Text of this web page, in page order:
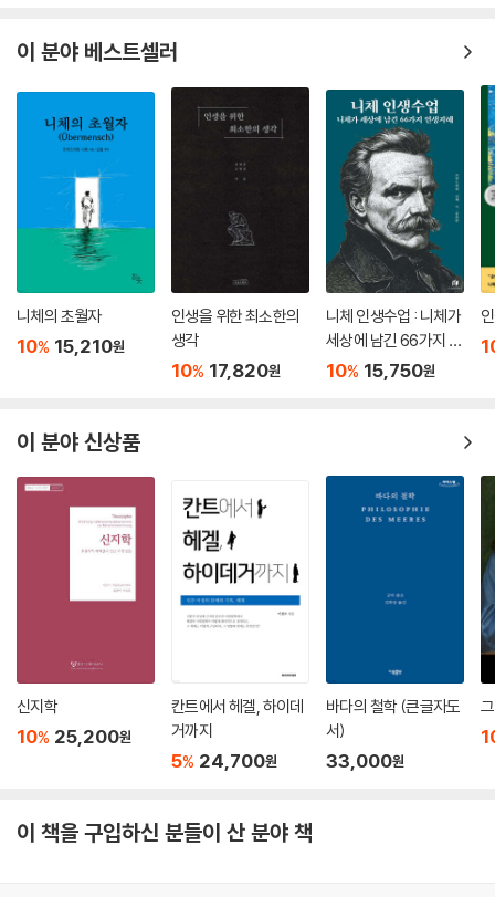
쩔쩔매는 일도 있겠지요. 예를 들면 누군가를 사랑할 때 어떤 관계를 선택
해야 할지, 상대에 대한 기분을 알 수 없게 되었을 때 어떻게 해야 할지, 아
이를 낳아야 하는지 낳지 말아야 하는지, 쓰라린 경험을 하게 될 때 어떻게
극복해야 할지, 불치병에 걸렸을 때 어떻게 죽음과 마주할 것인지……. ---
6장 무엇을 위해 일을 하는가?
일을 하는 이유 가운데 가장 큰 이유는 아마도 먹고살기 위해서일 것이다.
그러면 먹고살 수 있는 여유가 있다면 일을 하지 않게 될까? 생존이 목적이
아닌 노동, 이른바 ‘신성한 노동’ 개념은 사라지고, 19세기 말 이후 직업이
생겨난다. 그럼에도 저자는 먹고사는 문제가 해결되더라도 일을 해야 한다
고 주장한다. 왜냐하면 노동은 사회 속에서 자신의 존재를 인정받는 수단
이며, 자기가 자기로 살아가기 위해, 사회 속에서 살고 있다는 것을 느끼기
로부터의 배려’ 그리고 ‘타자에 대한 배려’라고 말하겠습니다. 그것이 없다
면 일하는 의미가 있을 수 없습니다. 그 일이 그 사람에? 보람이 있는지 없
는지, 그의 꿈을 실현시켜 줄지 그렇지 않을지는 다음 단계의 이야기입니
다. 그리고 한마디를 덧붙이면, 이 배려라는 ‘인정의 눈길’은 가족이 아니라
사회적인 타자로부터 받아야 할 필요가 있다고 생각합니다. --- p.118
사랑에 대한 수많은 이야기들이 넘쳐나지만 사랑에 대한 진정한 논의는 없
는 요즘 현실에 대해, 저자는 사랑하는 자유를 얻게 되었지만 오히려 사랑
으로부터 멀어지는 아이러니를 발견한다. 한에는 순애보적인 사랑에 대한
열망이 있는가 하면, 또 다른 에는 상대방의 외적 조건을 주요 척도로 삼는
랑을 찾으려는 극단적인 행동으로 이어질 수도 있다. 저자는 사랑이란 끊
이 분야 베스트셀러
니체의 초월자
10% 15,210원
인생을 위한 최소한의
생각
10% 17,820원
니체 인생수업 : 니체가
세상에 남긴 66가지 인
생지혜 (리커버 에디
10% 15,750원
이 분야 신상품
신지학
10% 25,200원
칸트에서 헤겔, 하이데
거까지
5% 24,700원
바다의 철학 (큰글자도
서)
33,000원
이 책을 구입하신 분들이 산 분야 책